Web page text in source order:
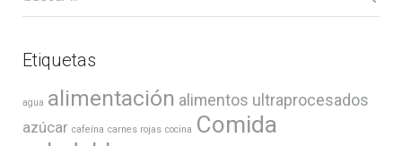
Etiquetas
agua alimentación alimentos ultraprocesados
azúcar cafeína carnes rojas cocina Comida